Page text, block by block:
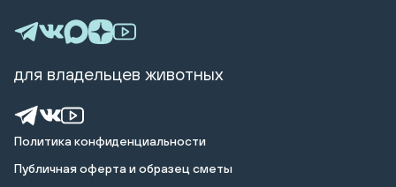
Политика конфиденциальности
Публичная оферта и образец сметы
для владельцев животных